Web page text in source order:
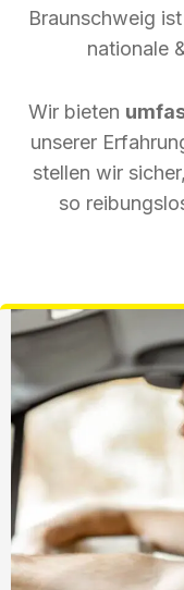
Braunschweig ist
nationale
Wir bieten
unserer
stellen wir
so